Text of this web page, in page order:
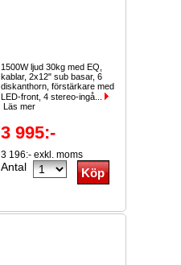
1500W ljud 30kg med EQ,
kablar, 2x12" sub basar, 6
diskanthorn, förstärkare med
LED-front, 4 stereo-ingå...
Läs mer
3 995:-
3 196:- exkl. moms
Antal